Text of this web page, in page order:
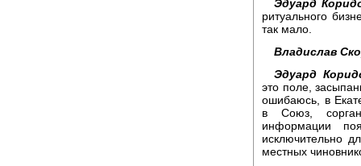
Эдуард
ритуального
так мало.
Владислав
Эдуард
это поле,
ошибаюсь, в
в Союз,
информации
исключительно
местных